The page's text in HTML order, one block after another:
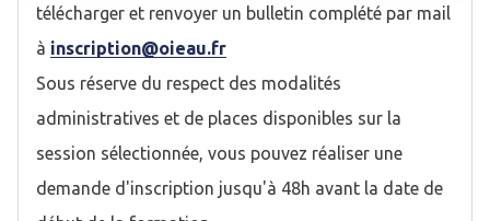
télécharger et renvoyer un bulletin complété par mail
à inscription@oieau.fr
Sous réserve du respect des modalités
administratives et de places disponibles sur la
session sélectionnée, vous pouvez réaliser une
demande d'inscription jusqu'à 48h avant la date de